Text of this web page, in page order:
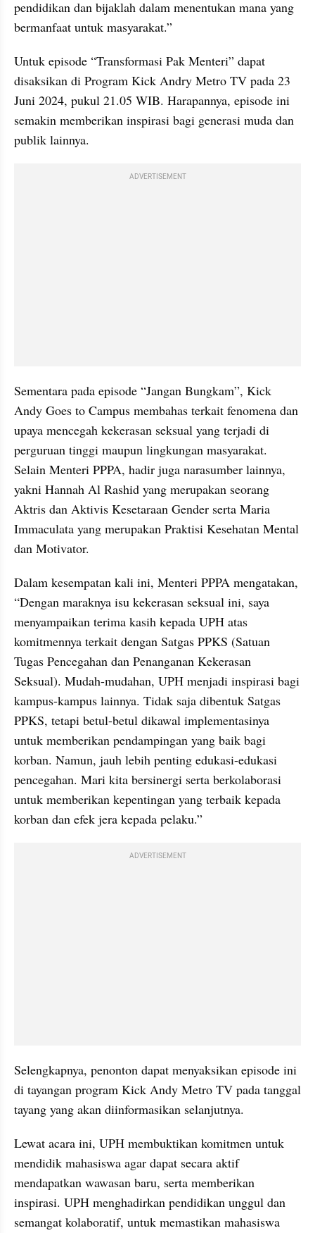
pendidikan dan bijaklah dalam menentukan mana yang
bermanfaat untuk masyarakat.”
Untuk episode “Transformasi Pak Menteri” dapat
disaksikan di Program Kick Andry Metro TV pada 23
Juni 2024, pukul 21.05 WIB. Harapannya, episode ini
semakin memberikan inspirasi bagi generasi muda dan
publik lainnya.
ADVERTISEMENT
Sementara pada episode “Jangan Bungkam”, Kick
Andy Goes to Campus membahas terkait fenomena dan
upaya mencegah kekerasan seksual yang terjadi di
perguruan tinggi maupun lingkungan masyarakat.
Selain Menteri PPPA, hadir juga narasumber lainnya,
yakni Hannah Al Rashid yang merupakan seorang
Aktris dan Aktivis Kesetaraan Gender serta Maria
Immaculata yang merupakan Praktisi Kesehatan Mental
dan Motivator.
Dalam kesempatan kali ini, Menteri PPPA mengatakan,
“Dengan maraknya isu kekerasan seksual ini, saya
menyampaikan terima kasih kepada UPH atas
komitmennya terkait dengan Satgas PPKS (Satuan
Tugas Pencegahan dan Penanganan Kekerasan
Seksual). Mudah-mudahan, UPH menjadi inspirasi bagi
kampus-kampus lainnya. Tidak saja dibentuk Satgas
PPKS, tetapi betul-betul dikawal implementasinya
untuk memberikan pendampingan yang baik bagi
korban. Namun, jauh lebih penting edukasi-edukasi
pencegahan. Mari kita bersinergi serta berkolaborasi
untuk memberikan kepentingan yang terbaik kepada
korban dan efek jera kepada pelaku.”
ADVERTISEMENT
Selengkapnya, penonton dapat menyaksikan episode ini
di tayangan program Kick Andy Metro TV pada tanggal
tayang yang akan diinformasikan selanjutnya.
Lewat acara ini, UPH membuktikan komitmen untuk
mendidik mahasiswa agar dapat secara aktif
mendapatkan wawasan baru, serta memberikan
inspirasi. UPH menghadirkan pendidikan unggul dan
semangat kolaboratif, untuk memastikan mahasiswa